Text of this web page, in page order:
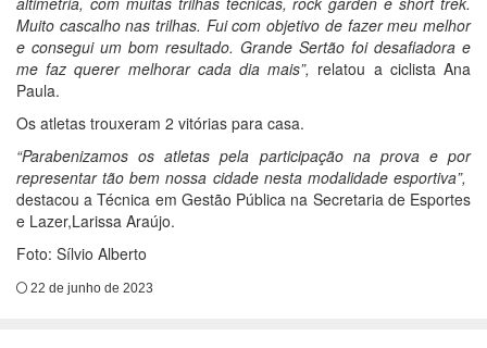
Muito cascalho nas trilhas. Fui com objetivo de fazer meu melhor
e consegui um bom resultado. Grande Sertão foi desafiadora e
me faz querer melhorar cada dia mais”, relatou a ciclista Ana
Paula.
Os atletas trouxeram 2 vitórias para casa.
“Parabenizamos os atletas pela participação na prova e por
representar tão bem nossa cidade nesta modalidade esportiva”,
destacou a Técnica em Gestão Pública na Secretaria de Esportes
e Lazer,Larissa Araújo.
Foto: Sílvio Alberto
22 de junho de 2023